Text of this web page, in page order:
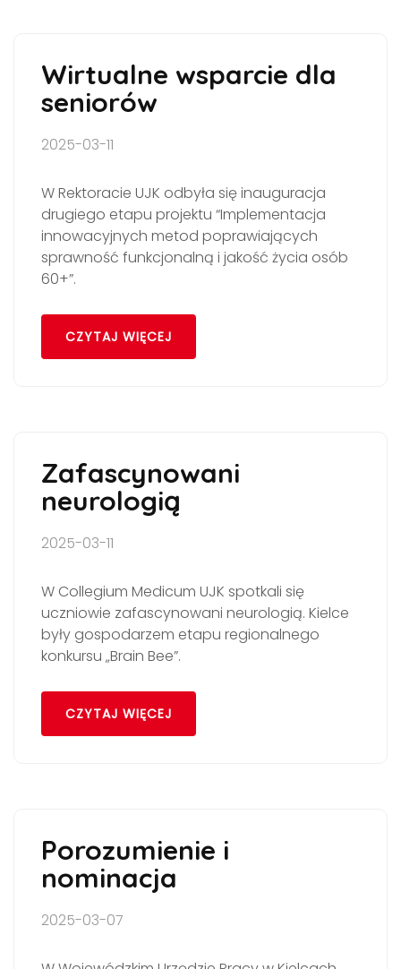
Wirtualne wsparcie dla
seniorów
2025-03-11
W Rektoracie UJK odbyła się inauguracja
drugiego etapu projektu “Implementacja
innowacyjnych metod poprawiających
sprawność funkcjonalną i jakość życia osób
60+”.
CZYTAJ WIĘCEJ
Zafascynowani
neurologią
2025-03-11
W Collegium Medicum UJK spotkali się
uczniowie zafascynowani neurologią. Kielce
były gospodarzem etapu regionalnego
konkursu „Brain Bee”.
CZYTAJ WIĘCEJ
Porozumienie i
nominacja
2025-03-07